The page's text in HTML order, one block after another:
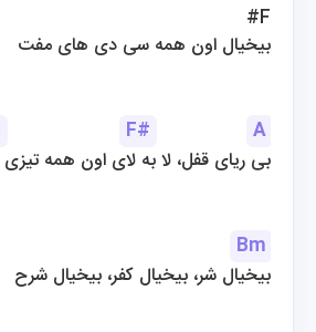
#F
بیخیال اون همه سی دی های مفت
F#
A
بی ریای قفل، لا به لای اون همه
Bm
بیخیال شر، بیخیال کفر، بیخیال شرح